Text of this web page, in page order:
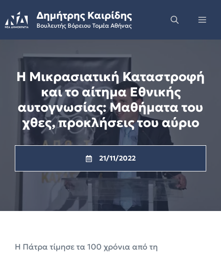
to
content
Δημήτρης Καιρίδης
Βουλευτής Βόρειου Τομέα Αθήνας
H Μικρασιατική Καταστροφή
και το αίτημα Εθνικής
αυτογνωσίας: Μαθήματα του
χθες, προκλήσεις του αύριο
21/11/2022
Η Πάτρα τίμησε τα 100 χρόνια από τη